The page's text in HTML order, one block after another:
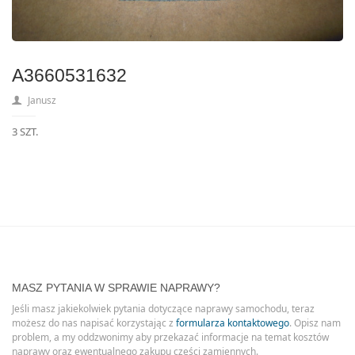
A3660531632
Janusz
3 SZT.
MASZ PYTANIA W SPRAWIE NAPRAWY?
Jeśli masz jakiekolwiek pytania dotyczące naprawy samochodu, teraz
możesz do nas napisać korzystając z formularza kontaktowego. Opisz nam
problem, a my oddzwonimy aby przekazać informacje na temat kosztów
naprawy oraz ewentualnego zakupu części zamiennych.